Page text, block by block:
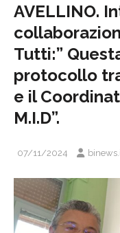
AVELLINO.
Tutti:”
protocollo
e il
M.I.D”.
07/11/2024